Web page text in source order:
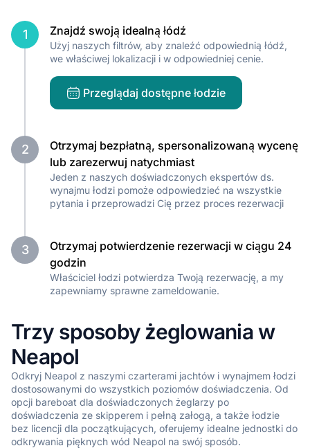
1 Znajdź swoją idealną łódź
Użyj naszych filtrów, aby znaleźć odpowiednią łódź,
we właściwej lokalizacji i w odpowiedniej cenie.
Przeglądaj dostępne łodzie
2
Otrzymaj bezpłatną, spersonalizowaną wycenę
lub zarezerwuj natychmiast
Jeden z naszych doświadczonych ekspertów ds.
wynajmu łodzi pomoże odpowiedzieć na wszystkie
pytania i przeprowadzi Cię przez proces rezerwacji
3
Otrzymaj potwierdzenie rezerwacji w ciągu 24
godzin
Właściciel łodzi potwierdza Twoją rezerwację, a my
zapewniamy sprawne zameldowanie.
Trzy sposoby żeglowania w
Neapol
Odkryj Neapol z naszymi czarterami jachtów i wynajmem łodzi
dostosowanymi do wszystkich poziomów doświadczenia. Od
opcji bareboat dla doświadczonych żeglarzy po
doświadczenia ze skipperem i pełną załogą, a także łodzie
bez licencji dla początkujących, oferujemy idealne jednostki do
odkrywania pięknych wód Neapol na swój sposób.